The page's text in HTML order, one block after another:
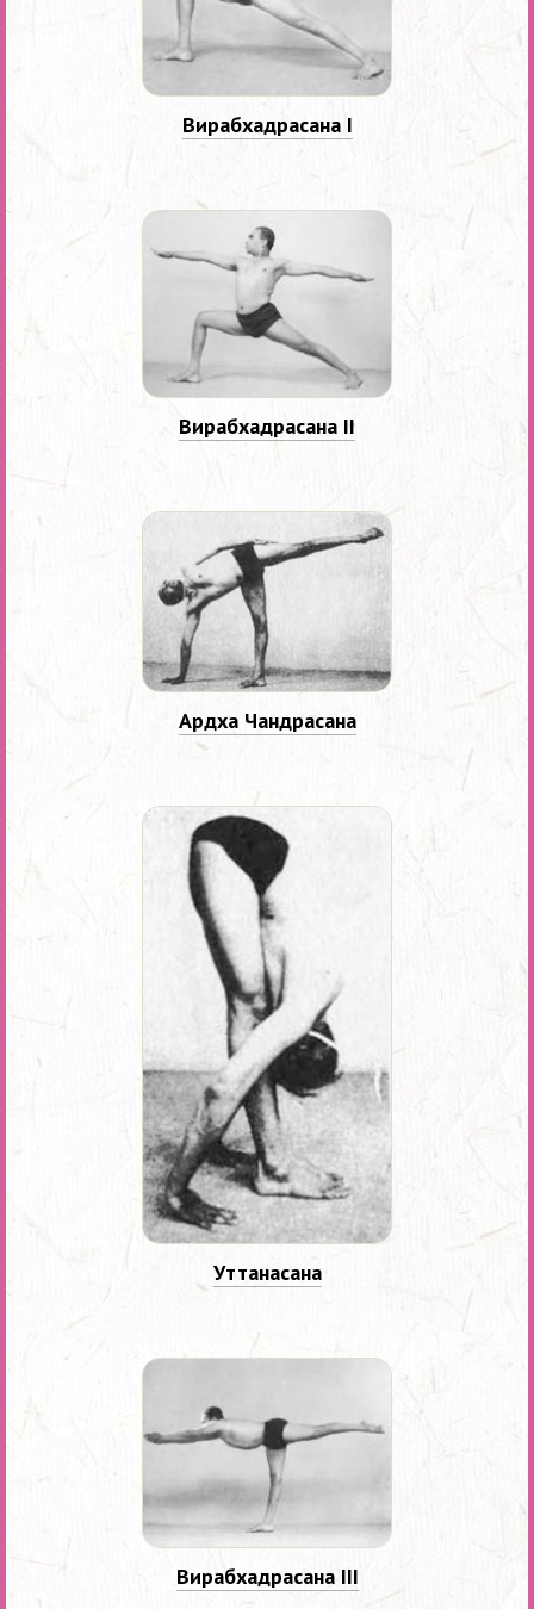
Вирабхадрасана I
Вирабхадрасана II
Ардха Чандрасана
Уттанасана
Вирабхадрасана III